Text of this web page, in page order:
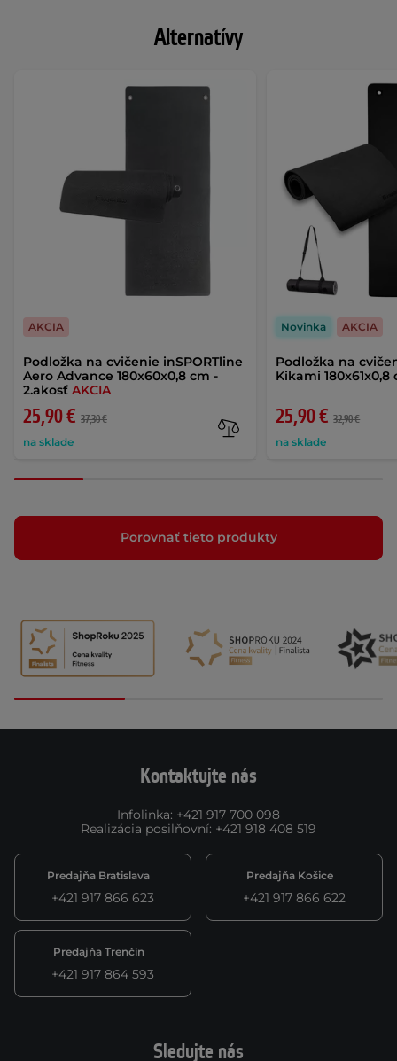
Alternatívy
Podložka na cvičenie inSPORTline
Aero Advance 180x60x0,8 cm -
2.akosť AKCIA
25,90 € 37,30 €
na sklade
AKCIA
Podložka na
Kikami
25,90 € 32,90 €
na sklade
Novinka AKCIA
Porovnať tieto produkty
Kontaktujte nás
Infolinka: +421 917 700 098
Realizácia posilňovní: +421 918 408 519
Predajňa Bratislava
+421 917 866 623
Predajňa Košice
+421 917 866 622
Predajňa Trenčín
+421 917 864 593
Sledujte nás